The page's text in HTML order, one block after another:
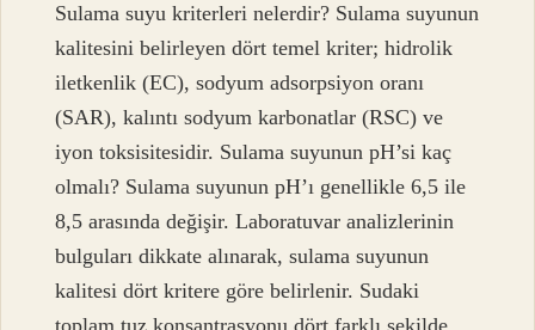
Sulama suyu kriterleri nelerdir? Sulama suyunun
kalitesini belirleyen dört temel kriter; hidrolik
iletkenlik (EC), sodyum adsorpsiyon oranı
(SAR), kalıntı sodyum karbonatlar (RSC) ve
iyon toksisitesidir. Sulama suyunun pH’si kaç
olmalı? Sulama suyunun pH’ı genellikle 6,5 ile
8,5 arasında değişir. Laboratuvar analizlerinin
bulguları dikkate alınarak, sulama suyunun
kalitesi dört kritere göre belirlenir. Sudaki